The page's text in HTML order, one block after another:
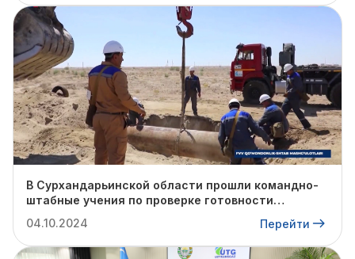
В Сурхандарьинской области прошли командно-
штабные учения по проверке готовности
отопительному сезону.
04.10.2024 Перейти